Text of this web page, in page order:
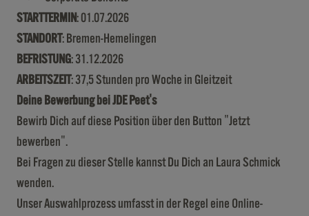
STARTTERMIN: 01.07.2026
STANDORT: Bremen-Hemelingen
BEFRISTUNG: 31.12.2026
ARBEITSZEIT: 37,5 Stunden pro Woche in Gleitzeit
Deine Bewerbung bei JDE Peet's
Bewirb Dich auf diese Position über den Button "Jetzt
bewerben".
Bei Fragen zu dieser Stelle kannst Du Dich an Laura Schmick
wenden.
Unser Auswahlprozess umfasst in der Regel eine Online-